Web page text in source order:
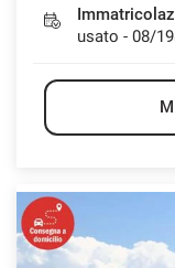
usato - 08/